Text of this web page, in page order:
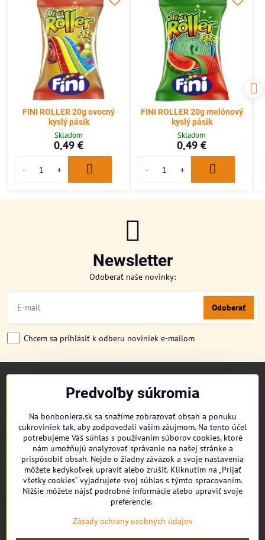
FINI ROLLER 20g ovocný
kyslý pásik
Skladom
0,49 €
FINI ROLLER 20g melónový
kyslý pásik
Skladom
0,49 €
Newsletter
Odoberať naše novinky:
Odoberať
Chcem sa prihlásiť k odberu noviniek e-mailom
DORUČENIE OBJEDNÁVKY
REKLAMAČNÉ PODMIENKY
OBCHODNÉ PODMIENKY
KONTAKT
Predvoľby súkromia
Na bonboniera.sk sa snažíme zobrazovať obsah a ponuku
cukroviniek tak, aby zodpovedali vašim záujmom. Na tento účel
potrebujeme Váš súhlas s používaním súborov cookies, ktoré
nám umožňujú analyzovať správanie na našej stránke a
prispôsobiť obsah. Nejde o žiadny záväzok a svoje nastavenia
môžete kedykoľvek upraviť alebo zrušiť. Kliknutím na „Prijať
všetky cookies“ vyjadrujete svoj súhlas s týmto spracovaním.
Nižšie môžete nájsť podrobné informácie alebo upraviť svoje
preferencie.
Zásady ochrany osobných údajov